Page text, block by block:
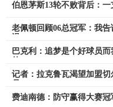
伯恩茅斯13轮不败背后：
老佩顿回顾06总冠军：我
巴克利：追梦是个好球员
记者：拉克鲁瓦渴望加盟
费迪南德：防守赢得大赛